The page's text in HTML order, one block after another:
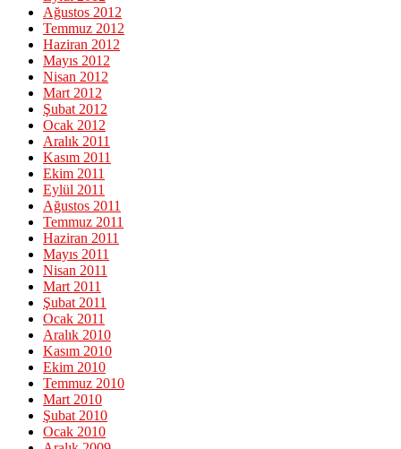
Ağustos 2012
Temmuz 2012
Haziran 2012
Mayıs 2012
Nisan 2012
Mart 2012
Şubat 2012
Ocak 2012
Aralık 2011
Kasım 2011
Ekim 2011
Eylül 2011
Ağustos 2011
Temmuz 2011
Haziran 2011
Mayıs 2011
Nisan 2011
Mart 2011
Şubat 2011
Ocak 2011
Aralık 2010
Kasım 2010
Ekim 2010
Temmuz 2010
Mart 2010
Şubat 2010
Ocak 2010